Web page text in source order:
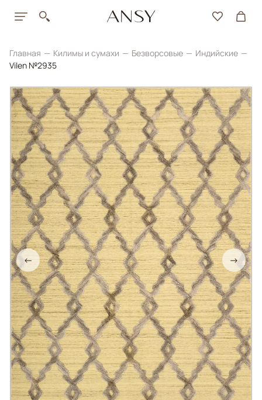
Главная Килимы и сумахи Безворсовые
Индийские
Vilen №2935
← →